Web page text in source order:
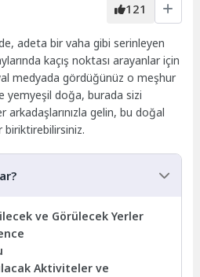
121
adeta bir vaha gibi serinleyen
kaçış noktası arayanlar için
medyada gördüğünüz o meşhur
yemyeşil doğa, burada sizi
gelin, bu doğal
biriktirebilirsiniz.
ve Görülecek Yerler
Aktiviteler ve